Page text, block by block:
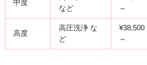
中度
など
～
高度
高圧洗浄 な
ど
¥38,500
～